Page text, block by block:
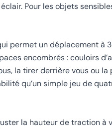
Pour les objets
permet un déplacement à
encombrés : couloirs
la tirer derrière vous ou la
qu’un simple jeu de
la hauteur de traction à